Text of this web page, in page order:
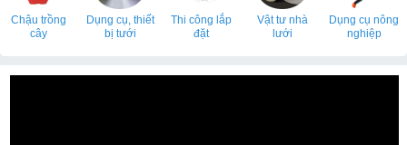
Chậu trồng
cây
Dụng cụ, thiết
bị tưới
Thi công lắp
đặt
Vật tư nhà
lưới
Dụng cụ nông
nghiệp